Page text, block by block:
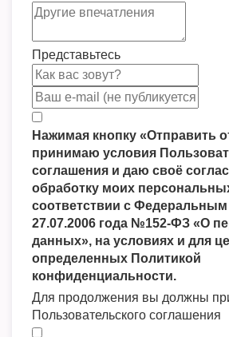
Представьтесь
Нажимая кнопку «Отправить
принимаю условия
соглашения и даю своё
обработку моих
соответствии с Федеральным
27.07.2006 года №152-ФЗ «О
данных», на условиях и для
определенных Политикой
конфиденциальности.
Для продолжения вы должны
Пользовательского соглашения